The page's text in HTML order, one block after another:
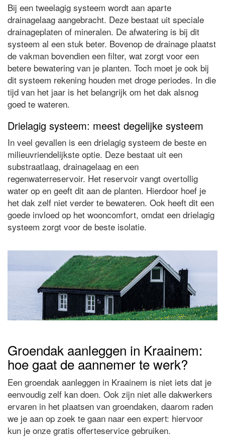
Bij een tweelagig systeem wordt aan aparte
drainagelaag aangebracht. Deze bestaat uit speciale
drainageplaten of mineralen. De afwatering is bij dit
systeem al een stuk beter. Bovenop de drainage plaatst
de vakman bovendien een filter, wat zorgt voor een
betere bewatering van je planten. Toch moet je ook bij
dit systeem rekening houden met droge periodes. In die
tijd van het jaar is het belangrijk om het dak alsnog
goed te wateren.
Drielagig systeem: meest degelijke systeem
In veel gevallen is een drielagig systeem de beste en
milieuvriendelijkste optie. Deze bestaat uit een
substraatlaag, drainagelaag en een
regenwaterreservoir. Het reservoir vangt overtollig
water op en geeft dit aan de planten. Hierdoor hoef je
het dak zelf niet verder te bewateren. Ook heeft dit een
goede invloed op het wooncomfort, omdat een drielagig
systeem zorgt voor de beste isolatie.
Groendak aanleggen in Kraainem:
hoe gaat de aannemer te werk?
Een groendak aanleggen in Kraainem is niet iets dat je
eenvoudig zelf kan doen. Ook zijn niet alle dakwerkers
ervaren in het plaatsen van groendaken, daarom raden
we je aan op zoek te gaan naar een expert: hiervoor
kun je onze gratis offerteservice gebruiken.